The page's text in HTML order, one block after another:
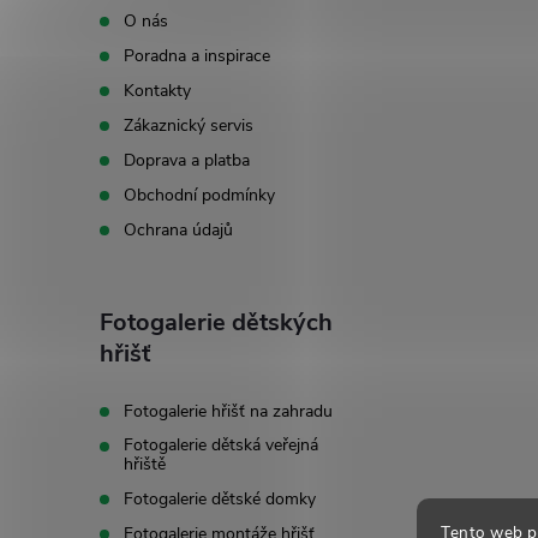
Tento web
O nás
Poradna a inspirace
Kontakty
Zákaznický servis
Doprava a platba
Obchodní podmínky
Ochrana údajů
Fotogalerie dětských
hřišť
Fotogalerie hřišť na zahradu
Fotogalerie dětská veřejná
hřiště
Fotogalerie dětské domky